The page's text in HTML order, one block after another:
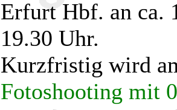
Erfurt Hbf. an ca.
19.30 Uhr.
Kurzfristig wird
Fotoshooting mit